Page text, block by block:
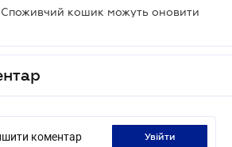
Споживчий кошик можуть оновити
коментар увійти